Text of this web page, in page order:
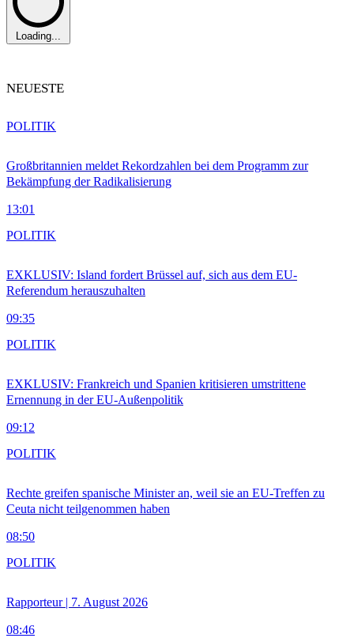
Loading...
NEUESTE
Großbritannien meldet Rekordzahlen bei dem Programm zur
Bekämpfung der Radikalisierung
13:01
POLITIK
EXKLUSIV: Island fordert Brüssel auf, sich aus dem EU-
Referendum herauszuhalten
09:35
POLITIK
EXKLUSIV: Frankreich und Spanien kritisieren umstrittene
Ernennung in der EU-Außenpolitik
09:12
POLITIK
Rechte greifen spanische Minister an, weil sie an EU-Treffen zu
Ceuta nicht teilgenommen haben
08:50
POLITIK
Rapporteur | 7. August 2026
08:46
POLITIK